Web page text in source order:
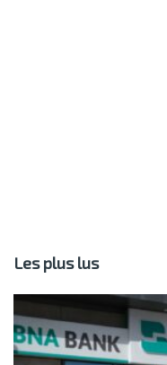
Les plus lus